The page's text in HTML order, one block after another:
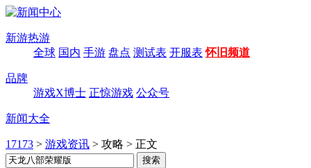
新游热游
全球 国内 手游 盘点 测试表 开服表 怀旧频道
品牌
游戏X博士 正惊游戏 公众号
新闻大全
17173 > 游戏资讯 > 攻略 > 正文